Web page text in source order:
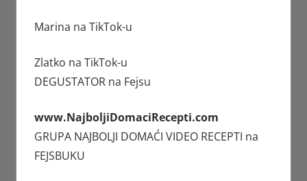
Marina na TikTok-u
Zlatko na TikTok-u
DEGUSTATORna Fejsu
www.NajboljiDomaciRecepti.com
GRUPA NAJBOLJI DOMAĆI VIDEO RECEPTI na
FEJSBUKU